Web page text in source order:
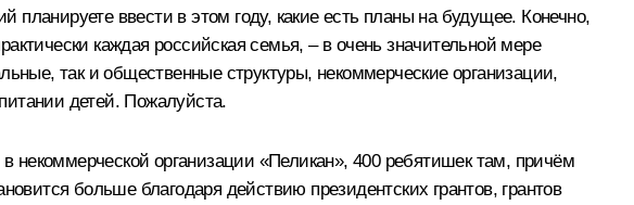
ввести в этом году, какие есть планы на будущее. Конечно,
каждая российская семья, – в очень значительной мере
так и общественные структуры, некоммерческие организации,
детей. Пожалуйста.
организации «Пеликан», 400 ребятишек там, причём
больше благодаря действию президентских грантов, грантов